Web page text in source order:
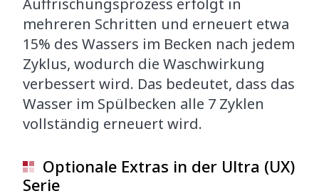
mehreren Schritten und erneuert etwa
15% des Wassers im Becken nach jedem
Zyklus, wodurch die Waschwirkung
verbessert wird. Das bedeutet, dass das
Wasser im Spülbecken alle 7 Zyklen
vollständig erneuert wird.
Optionale Extras in der Ultra (UX)
Serie